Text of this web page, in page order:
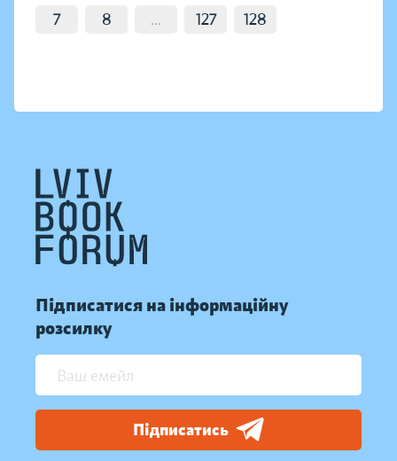
7
8 ... 127 128
Підписатися на інформаційну
розсилку
Підписатись